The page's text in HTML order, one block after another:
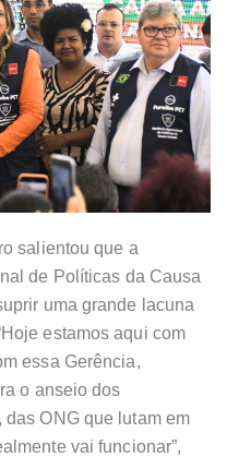
salientou que a
de Políticas da Causa
uma grande lacuna
estamos aqui com
essa Gerência,
o anseio dos
ONG que lutam em
vai funcionar”,